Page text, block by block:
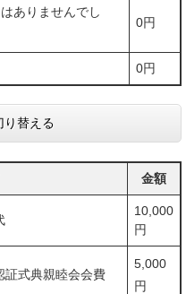
ありませんでし
0円
0円
り替える
金額
10,000
円
証式典親睦会会費
5,000
円